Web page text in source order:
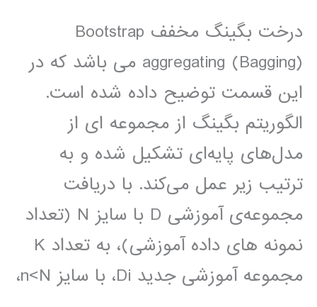
درخت بگینگ مخفف Bootstrap
aggregating (Bagging) می باشد که در
این قسمت توضیح داده شده است.
الگوریتم بگینگ از مجموعه ای از
مدل‌های پایه‌ای تشکیل شده و به
ترتیب زیر عمل می‌کند. با دریافت
مجموعه‌ی آموزشی D با سایز N (تعداد
نمونه های داده آموزشی)، به تعداد K
مجموعه آموزشی جدید Di، با سایز n<N،